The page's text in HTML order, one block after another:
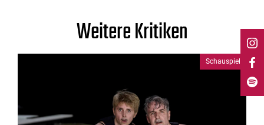
Weitere Kritiken
Schauspiel